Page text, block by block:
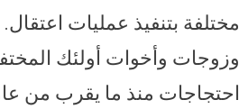
مختلفة بتنفيذ عمليات
وزوجات وأخوات أولئك
احتجاجات منذ ما يقرب من